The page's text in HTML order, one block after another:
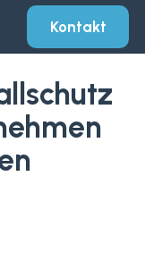
Kontakt